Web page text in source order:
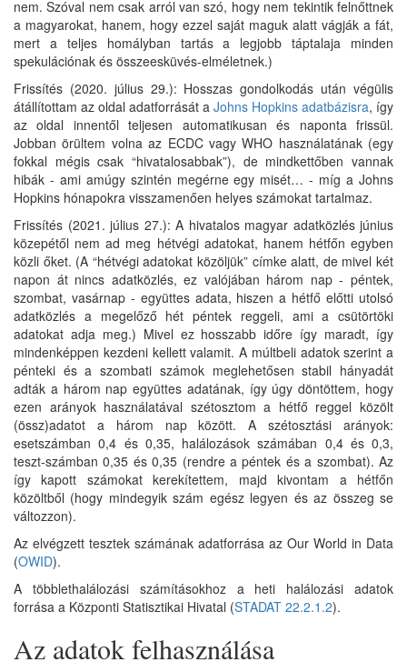
nem. Szóval nem csak arról van szó, hogy nem tekintik felnőttnek
a magyarokat, hanem, hogy ezzel saját maguk alatt vágják a fát,
mert a teljes homályban tartás a legjobb táptalaja minden
spekulációnak és összeesküvés-elméletnek.)
Frissítés (2020. július 29.): Hosszas gondolkodás után végülis
átállítottam az oldal adatforrását a Johns Hopkins adatbázisra, így
az oldal innentől teljesen automatikusan és naponta frissül.
Jobban örültem volna az ECDC vagy WHO használatának (egy
fokkal mégis csak “hivatalosabbak”), de mindkettőben vannak
hibák - ami amúgy szintén megérne egy misét… - míg a Johns
Hopkins hónapokra visszamenően helyes számokat tartalmaz.
Frissítés (2021. július 27.): A hivatalos magyar adatközlés június
közepétől nem ad meg hétvégi adatokat, hanem hétfőn egyben
közli őket. (A “hétvégi adatokat közöljük” címke alatt, de mivel két
napon át nincs adatközlés, ez valójában három nap - péntek,
szombat, vasárnap - együttes adata, hiszen a hétfő előtti utolsó
adatközlés a megelőző hét péntek reggeli, ami a csütörtöki
adatokat adja meg.) Mivel ez hosszabb időre így maradt, így
mindenképpen kezdeni kellett valamit. A múltbeli adatok szerint a
pénteki és a szombati számok meglehetősen stabil hányadát
adták a három nap együttes adatának, így úgy döntöttem, hogy
ezen arányok használatával szétosztom a hétfő reggel közölt
(össz)adatot a három nap között. A szétosztási arányok:
esetszámban 0,4 és 0,35, halálozások számában 0,4 és 0,3,
teszt-számban 0,35 és 0,35 (rendre a péntek és a szombat). Az
így kapott számokat kerekítettem, majd kivontam a hétfőn
közöltből (hogy mindegyik szám egész legyen és az összeg se
változzon).
Az elvégzett tesztek számának adatforrása az Our World in Data
(OWID).
A többlethalálozási számításokhoz a heti halálozási adatok
forrása a Központi Statisztikai Hivatal (STADAT 22.2.1.2).
Az adatok felhasználása